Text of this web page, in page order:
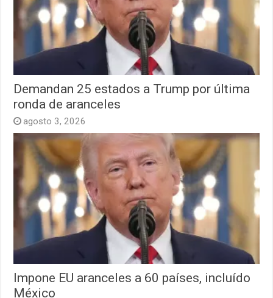
Demandan 25 estados a Trump por última
ronda de aranceles
agosto 3, 2026
Impone EU aranceles a 60 países, incluído
México